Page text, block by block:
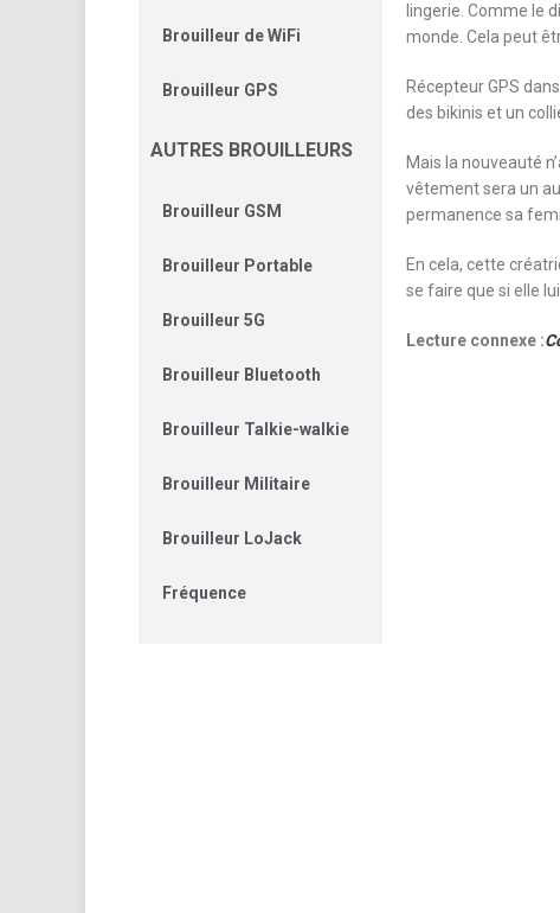
Brouilleur de WiFi
Brouilleur GPS
AUTRES BROUILLEURS
Brouilleur GSM
Brouilleur Portable
Brouilleur 5G
Brouilleur Bluetooth
Brouilleur Talkie-walkie
Brouilleur Militaire
Brouilleur LoJack
Fréquence
lingerie. Comme le
monde. Cela peut
Récepteur GPS
des bikinis et un
Mais la nouveauté
vêtement sera un
permanence sa
En cela, cette
se faire que si elle
Lecture connexe :